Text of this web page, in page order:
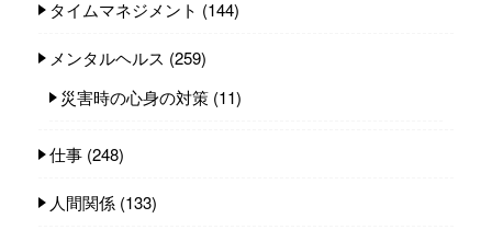
タイムマネジメント (144)
メンタルヘルス (259)
災害時の心身の対策 (11)
仕事 (248)
人間関係 (133)